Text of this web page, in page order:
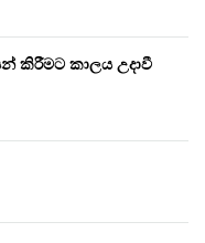
කිරීමට කාලය උදාවී